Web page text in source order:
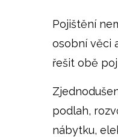
Pojištění
osobní věci
řešit obě
podlah,
nábytku,